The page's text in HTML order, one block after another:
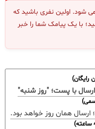
شود. اولین نفری باشید که
با یک پیامک شما را خبر
ارسال با پست؛ "روز شنبه"